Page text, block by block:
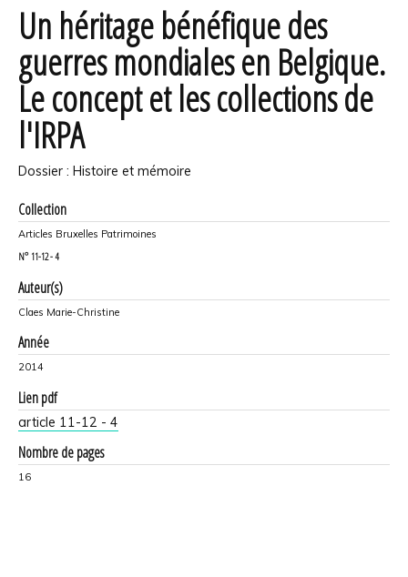
Un héritage bénéfique des
guerres mondiales en Belgique.
Le concept et les collections de
l'IRPA
Dossier : Histoire et mémoire
Collection
Articles Bruxelles Patrimoines
N° 11-12 - 4
Auteur(s)
Claes Marie-Christine
Année
2014
Lien pdf
article 11-12 - 4
Nombre de pages
16